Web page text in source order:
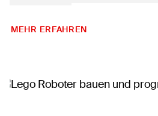
MEHR ERFAHREN